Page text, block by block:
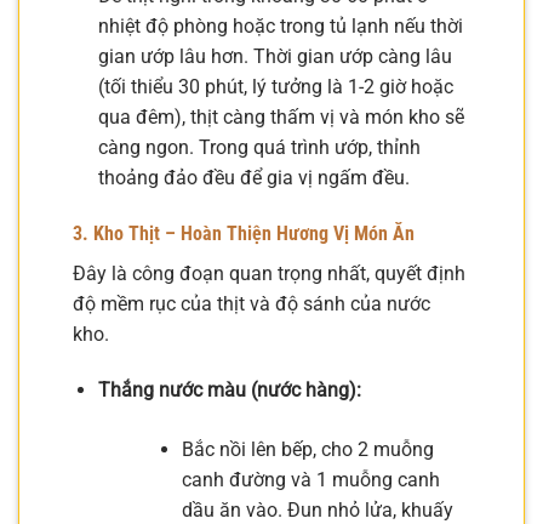
nhiệt độ phòng hoặc trong tủ lạnh nếu thời
gian ướp lâu hơn. Thời gian ướp càng lâu
(tối thiểu 30 phút, lý tưởng là 1-2 giờ hoặc
qua đêm), thịt càng thấm vị và món kho sẽ
càng ngon. Trong quá trình ướp, thỉnh
thoảng đảo đều để gia vị ngấm đều.
3. Kho Thịt – Hoàn Thiện Hương Vị Món Ăn
Đây là công đoạn quan trọng nhất, quyết định
độ mềm rục của thịt và độ sánh của nước
kho.
Thắng nước màu (nước hàng):
Bắc nồi lên bếp, cho 2 muỗng
canh đường và 1 muỗng canh
dầu ăn vào. Đun nhỏ lửa, khuấy